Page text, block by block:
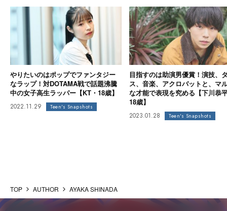
やりたいのはポップでファンタジー
なラップ！対DOTAMA戦で話題沸騰
中の女子高生ラッパー【KT・18歳】
2022.11.29 Teen's Snapshots
目指すのは助演男優賞！演技、
ス、音楽、アクロバットと、マ
な才能で表現を究める【下川恭
18歳】
2023.01.28 Teen's Snapshots
TOP AUTHOR AYAKA SHINADA